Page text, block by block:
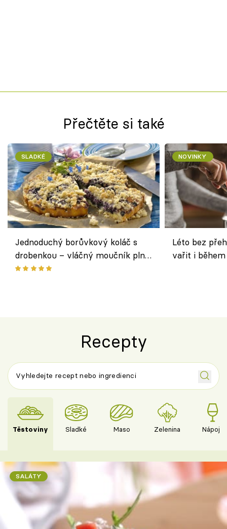
Přečtěte si také
SLADKÉ
Jednoduchý borůvkový koláč s
drobenkou – vláčný moučník plný
ovoce
NOVINKY
Léto bez
vařit i
Recepty
Těstoviny Sladké Maso Zelenina Nápoje
SALÁTY